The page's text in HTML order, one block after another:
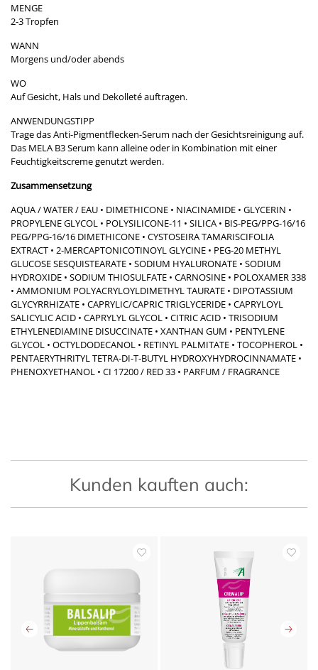
MENGE
2-3 Tropfen
WANN
Morgens und/oder abends
WO
Auf Gesicht, Hals und Dekolleté auftragen.
ANWENDUNGSTIPP
Trage das Anti-Pigmentflecken-Serum nach der Gesichtsreinigung auf.
Das MELA B3 Serum kann alleine oder in Kombination mit einer
Feuchtigkeitscreme genutzt werden.
Zusammensetzung
AQUA / WATER / EAU • DIMETHICONE • NIACINAMIDE • GLYCERIN •
PROPYLENE GLYCOL • POLYSILICONE-11 • SILICA • BIS-PEG/PPG-16/16
PEG/PPG-16/16 DIMETHICONE • CYSTOSEIRA TAMARISCIFOLIA
EXTRACT • 2-MERCAPTONICOTINOYL GLYCINE • PEG-20 METHYL
GLUCOSE SESQUISTEARATE • SODIUM HYALURONATE • SODIUM
HYDROXIDE • SODIUM THIOSULFATE • CARNOSINE • POLOXAMER 338
• AMMONIUM POLYACRYLOYLDIMETHYL TAURATE • DIPOTASSIUM
GLYCYRRHIZATE • CAPRYLIC/CAPRIC TRIGLYCERIDE • CAPRYLOYL
SALICYLIC ACID • CAPRYLYL GLYCOL • CITRIC ACID • TRISODIUM
ETHYLENEDIAMINE DISUCCINATE • XANTHAN GUM • PENTYLENE
GLYCOL • OCTYLDODECANOL • RETINYL PALMITATE • TOCOPHEROL •
PENTAERYTHRITYL TETRA-DI-T-BUTYL HYDROXYHYDROCINNAMATE •
PHENOXYETHANOL • CI 17200 / RED 33 • PARFUM / FRAGRANCE
Kunden kauften auch: